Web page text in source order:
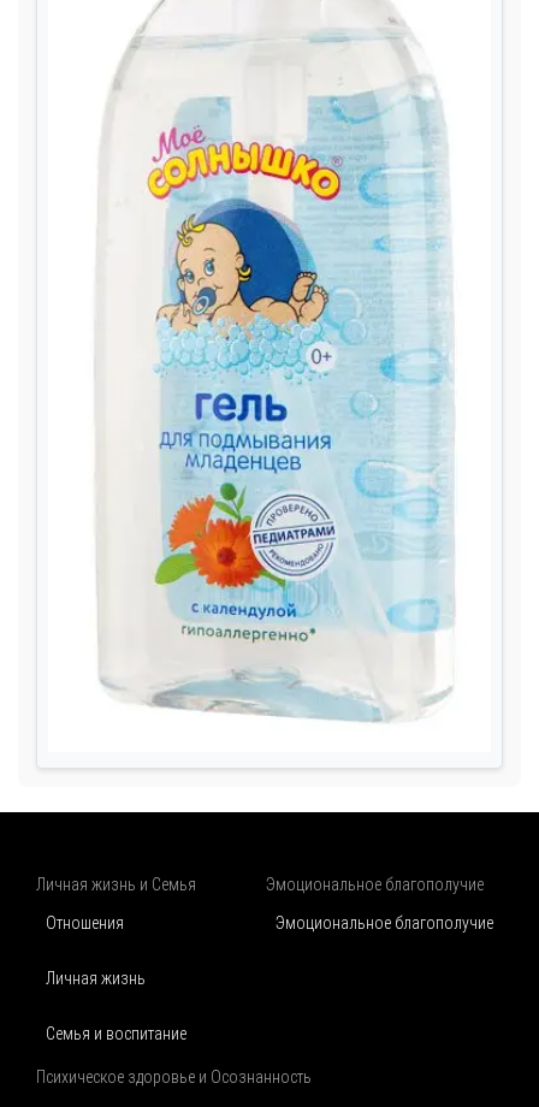
Личная жизнь и Семья
Отношения
Личная жизнь
Семья и воспитание
Эмоциональное благополучие
Эмоциональное благополучие
Психическое здоровье и Осознанность